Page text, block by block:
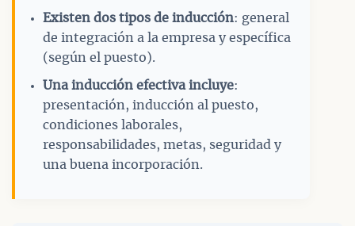
Existen dos tipos de inducción: general
de integración a la empresa y específica
(según el puesto).
Una inducción efectiva incluye:
presentación, inducción al puesto,
condiciones laborales,
responsabilidades, metas, seguridad y
una buena incorporación.